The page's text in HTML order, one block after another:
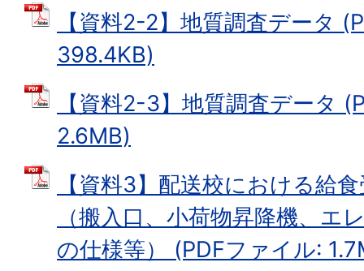
【資料2-2】地質調査データ
398.4KB)
【資料2-3】地質調査データ
2.6MB)
【資料3】配送校における給
（搬入口、小荷物昇降機、エ
の仕様等） (PDFファイル: